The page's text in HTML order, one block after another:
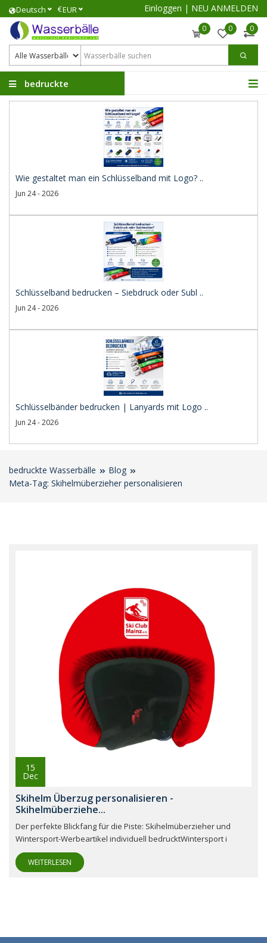
Deutsch €EUR Einloggen | NEU ANMELDEN
0 0 0
bedruckte
Wasserbälle
Wie gestaltet man ein Schlüsselband mit Logo? ..
Jun 24 - 2026
Schlüsselband bedrucken – Siebdruck oder Subl ..
Jun 24 - 2026
Schlüsselbänder bedrucken | Lanyards mit Logo ..
Jun 24 - 2026
bedruckte Wasserbälle
Blog
Meta-Tag: Skihelmüberzieher personalisieren
15
Dec
Skihelm Überzug personalisieren -
Skihelmüberziehe...
Der perfekte Blickfang für die Piste: Skihelmüberzieher und
Wintersport-Werbeartikel individuell bedrucktWintersport i
WEITERLESEN